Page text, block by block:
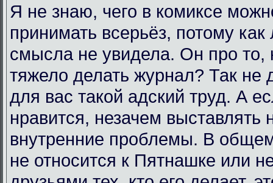
Я не знаю, чего в комиксе
принимать всерьёз, потому
смысла не увидела. Он про то,
тяжело делать журнал? Так не
для вас такой адский труд. А
нравится, незачем выставлять
внутренние проблемы. В
не относится к Пятнашке или